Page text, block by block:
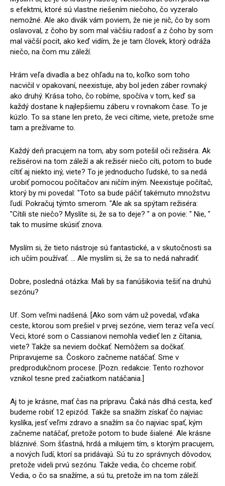
s efektmi, ktoré sú vlastne riešením niečoho, čo vyzeralo
nemožné. Ale ako divák vám poviem, že nie je nič, čo by som
oslavoval, z čoho by som mal väčšiu radosť a z čoho by som
mal väčší pocit, ako keď vidím, že je tam človek, ktorý odráža
niečo, na čom mu záleží.
Hrám veľa divadla a bez ohľadu na to, koľko som toho
nacvičil v opakovaní, neexistuje, aby bol jeden záber rovnaký
ako druhý. Krása toho, čo robíme, spočíva v tom, keď sa
každý dostane k najlepšiemu záberu v rovnakom čase. To je
kúzlo. To sa stane len preto, že veci cítime, viete, pretože sme
tam a prežívame to.
Každý deň pracujem na tom, aby som potešil oči režiséra. Ak
režisérovi na tom záleží a ak režisér niečo cíti, potom to bude
cítiť aj niekto iný, viete? To je jednoducho ľudské, to sa nedá
urobiť pomocou počítačov ani ničím iným. Neexistuje počítač,
ktorý by mi povedal: "Toto sa bude páčiť takémuto množstvu
ľudí. Pokračuj týmto smerom. "Ale ak sa spýtam režiséra:
"Cítili ste niečo? Myslíte si, že sa to deje? " a on povie: " Nie, "
tak to musíme skúsiť znova.
Myslím si, že tieto nástroje sú fantastické, a v skutočnosti sa
ich učím používať. ... Ale myslím si, že sa to nedá nahradiť.
Dobre, posledná otázka: Mali by sa fanúšikovia tešiť na druhú
sezónu?
Uf. Som veľmi nadšená. [Ako som vám už povedal, vďaka
ceste, ktorou som prešiel v prvej sezóne, viem teraz veľa vecí.
Veci, ktoré som o Cassianovi nemohla vedieť len z čítania,
viete? Takže sa neviem dočkať. Nemôžem sa dočkať.
Pripravujeme sa. Čoskoro začneme natáčať. Sme v
predprodukčnom procese. [Pozn. redakcie: Tento rozhovor
vznikol tesne pred začiatkom natáčania.]
Aj to je krásne, mať čas na prípravu. Čaká nás dlhá cesta, keď
budeme robiť 12 epizód. Takže sa snažím získať čo najviac
kyslíka, jesť veľmi zdravo a snažím sa čo najviac spať, kým
začneme natáčať, pretože potom to bude šialené. Ale krásne
bláznivé. Som šťastná, hrdá a milujem tím, s ktorým pracujem,
a nových ľudí, ktorí sa pridávajú. Sú tu zo správnych dôvodov,
pretože videli prvú sezónu. Takže vedia, čo chceme robiť.
Vedia, o čo sa snažíme, a sú tu, pretože im na tom záleží.